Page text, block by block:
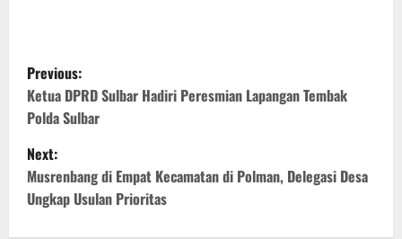
P
o
s
t
n
Previous:
Ketua DPRD Sulbar Hadiri Peresmian Lapangan Tembak
Polda Sulbar
Next:
Musrenbang di Empat Kecamatan di Polman, Delegasi Desa
Ungkap Usulan Prioritas